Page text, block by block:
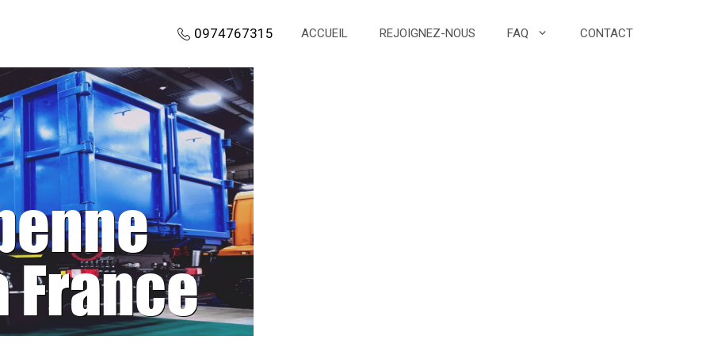
0974767315 ACCUEIL REJOIGNEZ-NOUS FAQ CONTACT
France